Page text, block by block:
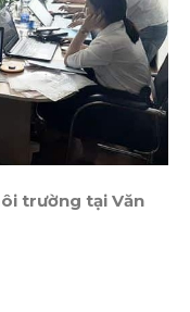
trường tại Văn